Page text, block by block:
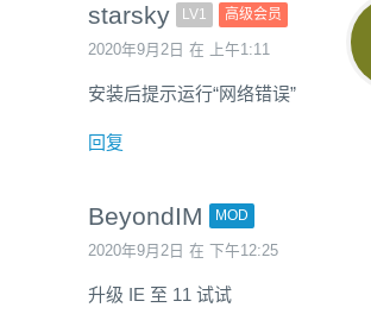
starsky LV1 高级会员
2020年9月2日 在 上午1:11
安装后提示运行“网络错误”
回复
BeyondIM MOD
2020年9月2日 在 下午12:25
升级 IE 至 11 试试